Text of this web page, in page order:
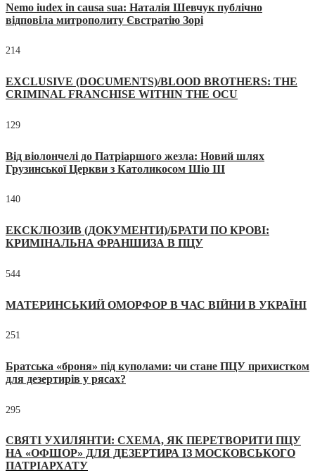
Nemo iudex in causa sua: Наталія Шевчук публічно
відповіла митрополиту Євстратію Зорі
214
EXCLUSIVE (DOCUMENTS)/BLOOD BROTHERS: THE
CRIMINAL FRANCHISE WITHIN THE OCU
129
Від віолончелі до Патріаршого жезла: Новий шлях
Грузинської Церкви з Католикосом Шіо III
140
ЕКСКЛЮЗИВ (ДОКУМЕНТИ)/БРАТИ ПО КРОВІ:
КРИМІНАЛЬНА ФРАНШИЗА В ПЦУ
544
МАТЕРИНСЬКИЙ ОМОРФОР В ЧАС ВІЙНИ В УКРАЇНІ
251
Братська «броня» під куполами: чи стане ПЦУ прихистком
для дезертирів у рясах?
295
СВЯТІ УХИЛЯНТИ: СХЕМА, ЯК ПЕРЕТВОРИТИ ПЦУ
НА «ОФШОР» ДЛЯ ДЕЗЕРТИРА ІЗ МОСКОВСЬКОГО
ПАТРІАРХАТУ